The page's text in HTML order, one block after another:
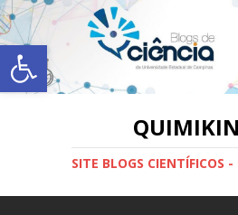
Abrir a barra de
SITE BLOGS CIENTÍFICOS